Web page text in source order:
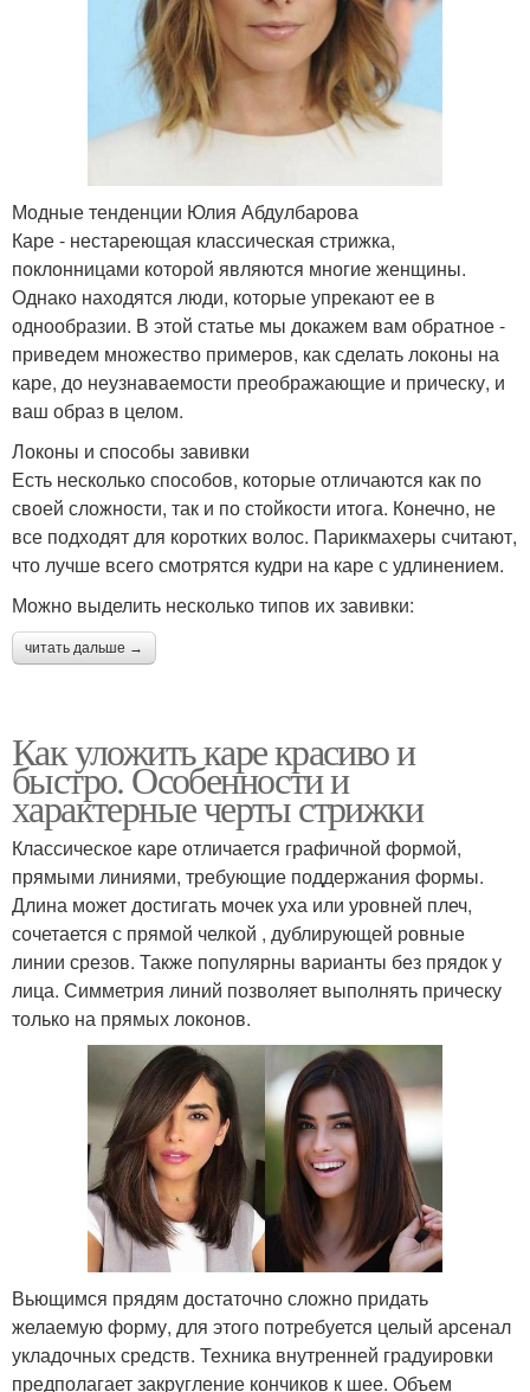
Модные тенденции Юлия Абдулбарова
Каре - нестареющая классическая стрижка,
поклонницами которой являются многие женщины.
Однако находятся люди, которые упрекают ее в
однообразии. В этой статье мы докажем вам обратное -
приведем множество примеров, как сделать локоны на
каре, до неузнаваемости преображающие и прическу, и
ваш образ в целом.
Локоны и способы завивки
Есть несколько способов, которые отличаются как по
своей сложности, так и по стойкости итога. Конечно, не
все подходят для коротких волос. Парикмахеры считают,
что лучше всего смотрятся кудри на каре с удлинением.
Можно выделить несколько типов их завивки:
читать дальше →
Как уложить каре красиво и
быстро. Особенности и
характерные черты стрижки
Классическое каре отличается графичной формой,
прямыми линиями, требующие поддержания формы.
Длина может достигать мочек уха или уровней плеч,
сочетается с прямой челкой , дублирующей ровные
линии срезов. Также популярны варианты без прядок у
лица. Симметрия линий позволяет выполнять прическу
только на прямых локонов.
Вьющимся прядям достаточно сложно придать
желаемую форму, для этого потребуется целый арсенал
укладочных средств. Техника внутренней градуировки
предполагает закругление кончиков к шее. Объем